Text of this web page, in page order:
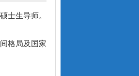
士生导师。
格局及国家